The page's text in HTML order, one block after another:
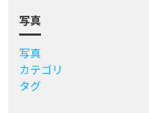
写真
写真
カテゴリ
タグ